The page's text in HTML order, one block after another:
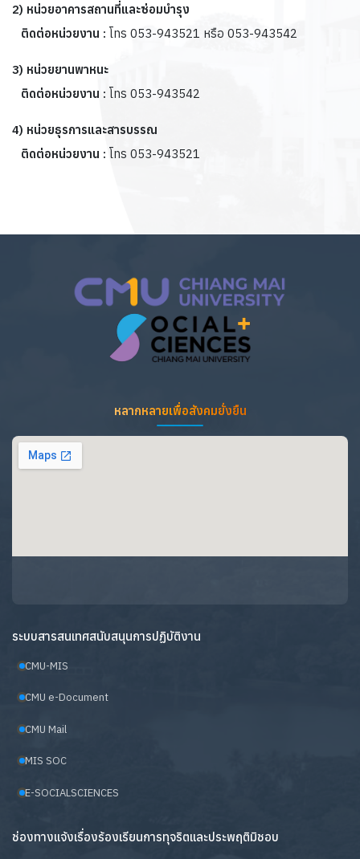
2) หน่วยอาคารสถานที่และซ่อมบำรุง
ติดต่อหน่วยงาน : โทร 053-943521 หรือ 053-943542
3) หน่วยยานพาหนะ
ติดต่อหน่วยงาน : โทร 053-943542
4) หน่วยธุรการและสารบรรณ
ติดต่อหน่วยงาน : โทร 053-943521
หลากหลายเพื่อสังคมยั่งยืน
ระบบสารสนเทศสนับสนุนการปฏิบัติงาน
CMU-MIS
CMU e-Document
CMU Mail
MIS SOC
E-SOCIALSCIENCES
ช่องทางแจ้งเรื่องร้องเรียนการทุจริตและประพฤติมิชอบ